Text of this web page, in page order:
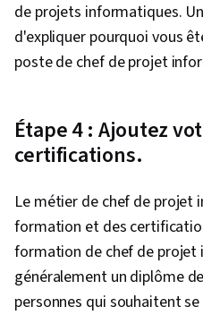
de projets informatiques.
d'expliquer pourquoi vous
poste de chef de projet
Étape 4 : Ajoutez
certifications.
Le métier de chef de
formation et des
formation de chef de
généralement un diplôme
personnes qui souhaitent